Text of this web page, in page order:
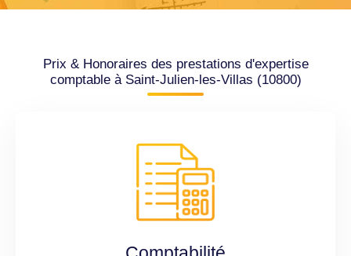
Prix & Honoraires des prestations d'expertise
comptable à Saint-Julien-les-Villas (10800)